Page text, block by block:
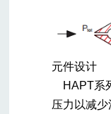
元件设计
HAPT系
压力以减